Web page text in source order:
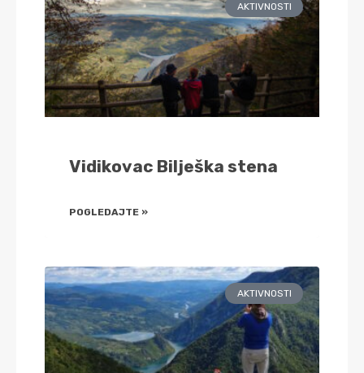
AKTIVNOSTI
Vidikovac Bilješka stena
POGLEDAJTE »
AKTIVNOSTI